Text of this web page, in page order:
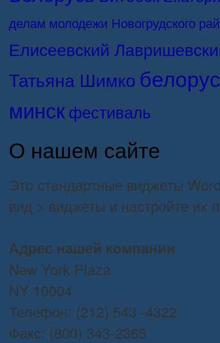
делам молодежи Новогрудского
Елисеевский
Татьяна Шимко
минскфестиваль
О нашем сайте
Это стандартные виджеты
вид > виджеты и настройте их
Адрес нашей компании
New York Plaza
NY 10004
Телефон: (212) 543 -4322
Факс: (800) 343-2365